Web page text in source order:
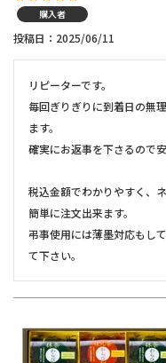
購入者
投稿日 2025/06/11
リピーターです。
毎回ぎりぎりに到着日の無
ます。
確実にお返事を下さるので
税込金額でわかりやすく、
簡単に注文出来ます。
弔事使用には薄墨対応もし
て下さい。